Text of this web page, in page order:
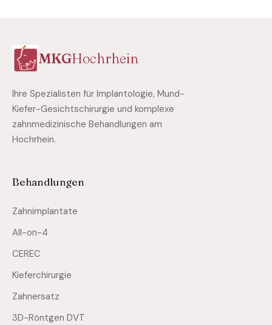
MKGHochrhein
Ihre Spezialisten für Implantologie, Mund-
Kiefer-Gesichtschirurgie und komplexe
zahnmedizinische Behandlungen am
Hochrhein.
Behandlungen
Zahnimplantate
All-on-4
CEREC
Kieferchirurgie
Zahnersatz
3D-Röntgen DVT